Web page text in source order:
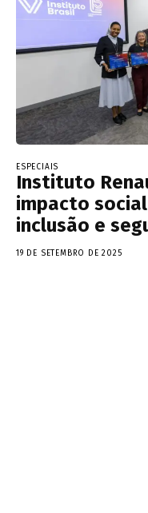
ESPECIAIS
Instituto
impacto
inclusão e
19 DE SETEMBRO DE 2025